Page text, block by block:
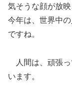
気そうな顔が放
今年は、世界中
ですね。
人間は、頑張
います。